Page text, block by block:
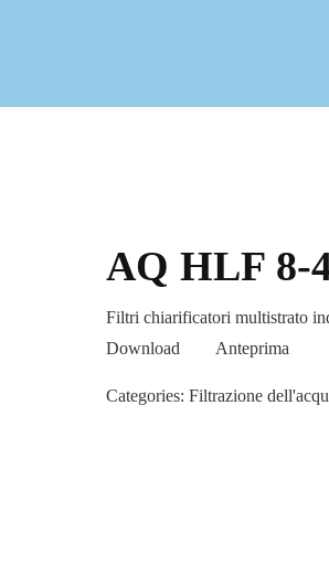
AQ HLF 8-
Filtri chiarificatori multistrato
Download
Anteprima
Categories:Filtrazione